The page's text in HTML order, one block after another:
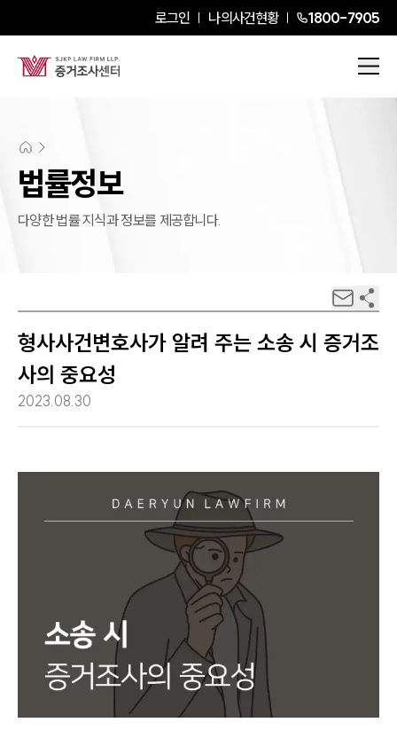
로그인 나의사건현황 1800-7905
법률정보
다양한 법률 지식과 정보를 제공합니다.
형사사건변호사가 알려 주는 소송 시 증거조
사의 중요성
2023.08.30